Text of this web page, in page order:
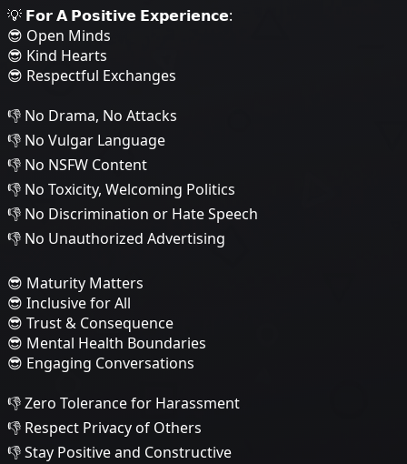
💡 𝗙𝗼𝗿 𝗔 𝗣𝗼𝘀𝗶𝘁𝗶𝘃𝗲 𝗘𝘅𝗽𝗲𝗿𝗶𝗲𝗻𝗰𝗲:
😎 Open Minds
😎 Kind Hearts
😎 Respectful Exchanges
👎 No Drama, No Attacks
👎 No Vulgar Language
👎 No NSFW Content
👎 No Toxicity, Welcoming Politics
👎 No Discrimination or Hate Speech
👎 No Unauthorized Advertising
😎 Maturity Matters
😎 Inclusive for All
😎 Trust & Consequence
😎 Mental Health Boundaries
😎 Engaging Conversations
👎 Zero Tolerance for Harassment
👎 Respect Privacy of Others
👎 Stay Positive and Constructive